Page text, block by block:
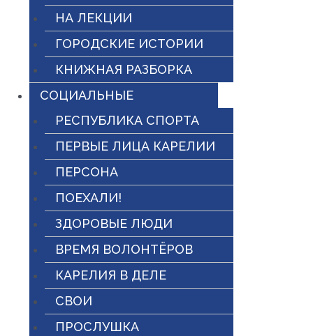
НА ЛЕКЦИИ
ГОРОДСКИЕ ИСТОРИИ
КНИЖНАЯ РАЗБОРКА
СОЦИАЛЬНЫЕ
РЕСПУБЛИКА СПОРТА
ПЕРВЫЕ ЛИЦА КАРЕЛИИ
ПЕРСОНА
ПОЕХАЛИ!
ЗДОРОВЫЕ ЛЮДИ
ВРЕМЯ ВОЛОНТЁРОВ
КАРЕЛИЯ В ДЕЛЕ
СВОИ
ПРОСЛУШКА